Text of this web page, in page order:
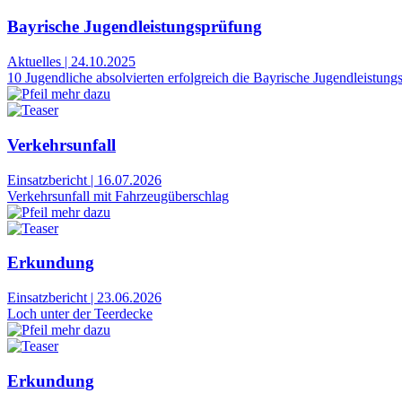
Bayrische Jugendleistungsprüfung
Aktuelles | 24.10.2025
10 Jugendliche absolvierten erfolgreich die Bayrische
Verkehrsunfall
Einsatzbericht | 16.07.2026
Verkehrsunfall mit Fahrzeugüberschlag
Erkundung
Einsatzbericht | 23.06.2026
Loch unter der Teerdecke
Erkundung